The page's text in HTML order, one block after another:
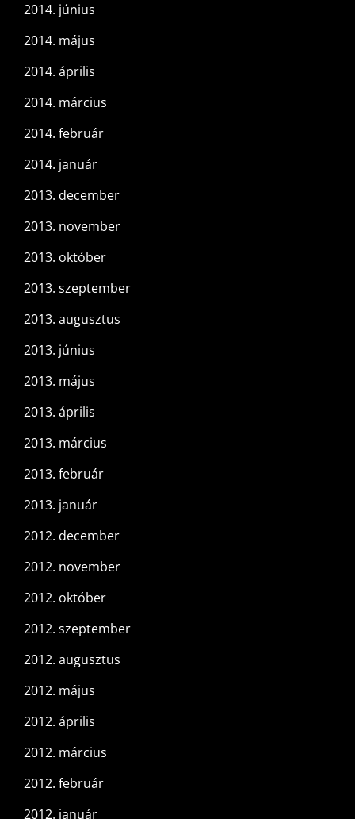
2014. június
2014. május
2014. április
2014. március
2014. február
2014. január
2013. december
2013. november
2013. október
2013. szeptember
2013. augusztus
2013. június
2013. május
2013. április
2013. március
2013. február
2013. január
2012. december
2012. november
2012. október
2012. szeptember
2012. augusztus
2012. május
2012. április
2012. március
2012. február
2012. január